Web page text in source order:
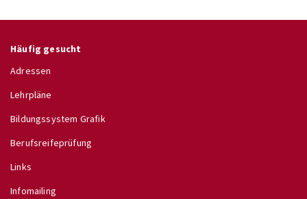
Häufig gesucht
Adressen
Lehrpläne
Bildungssystem Grafik
Berufsreifeprüfung
Links
Infomailing